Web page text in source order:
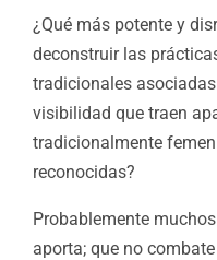
¿Qué más potente y
deconstruir las
tradicionales
visibilidad que traen
tradicionalmente
reconocidas?
Probablemente
aporta; que no